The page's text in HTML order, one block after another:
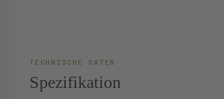
TECHNISCHE DATEN
Spezifikation